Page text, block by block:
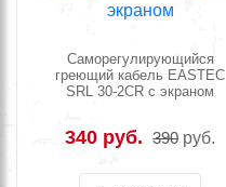
Саморегулирующийся
греющий кабель EASTEC
SRL 30-2CR с экраном
340 руб. 390 руб.